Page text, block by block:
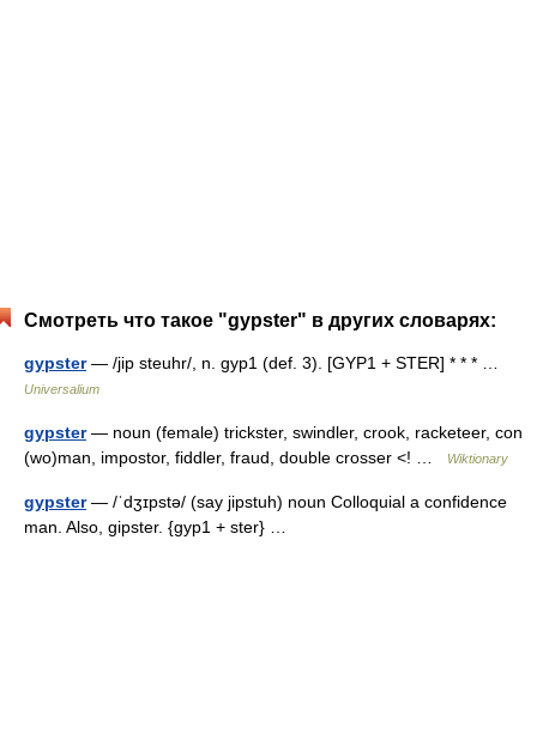
Смотреть что такое "gypster" в других словарях:
gypster— /jip steuhr/, n. gyp1 (def. 3). [GYP1 + STER] * * * …
Universalium
gypster— noun (female) trickster, swindler, crook, racketeer, con
(wo)man, impostor, fiddler, fraud, double crosser <! …
Wiktionary
gypster— /ˈdʒɪpstə/ (say jipstuh) noun Colloquial a confidence
man. Also, gipster. {gyp1 + ster} …